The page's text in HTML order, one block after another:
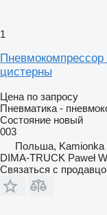
1
цистерны
Цена по запросу
Пневматика -
Состояние новый
003
Польша, Kamionka
DIMA-TRUCK Paweł
Связаться с